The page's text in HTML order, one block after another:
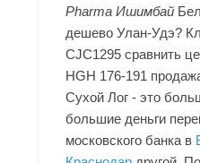
Pharma Ишимбай
дешево Улан-Удэ?
CJC1295 сравнить
HGH 176-191
Сухой Лог - это
большие деньги
московского банка в